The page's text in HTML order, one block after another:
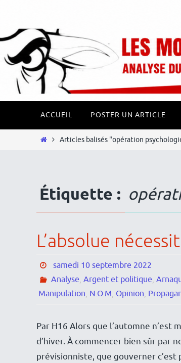
le
contenu
le
ACCUEIL POSTER UN ARTICLE
HomeArticles balisés "opération
Étiquette :
L’absolue
samedi 10 septembre 2022
Analyse, Argent et politique,
Manipulation, N.O.M, Opinion,
Par H16 Alors que l’automne
d’hiver. À commencer bien sûr par
prévisionniste, que gouverner c’est